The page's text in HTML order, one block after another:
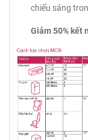
chiếu sáng
Giảm 50% kết